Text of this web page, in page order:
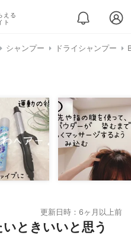
える
ト
シャンプー ドライシャンプー
更新日時：6ヶ月以上前
ときいいと思う